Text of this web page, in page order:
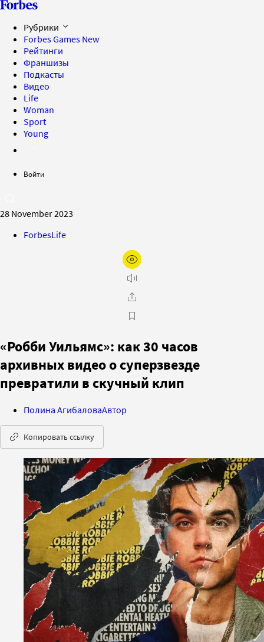
Рубрики
Forbes Games New
Рейтинги
Франшизы
Подкасты
Видео
Life
Woman
Sport
Young
Войти
28 November 2023
ForbesLife
«Робби Уильямс»: как 30 часов
архивных видео о суперзвезде
превратили в скучный клип
Полина АгибаловаАвтор
Копировать ссылку